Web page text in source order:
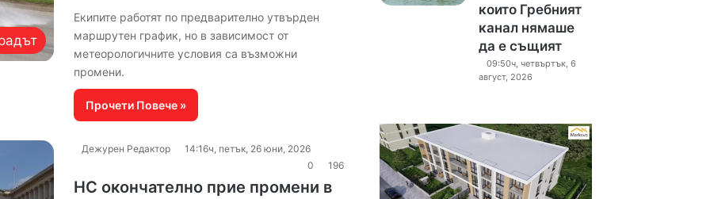
Екипите работят по предварително утвърден
маршрутен график, но в зависимост от
метеорологичните условия са възможни
промени.
Прочети Повече »
Дежурен Редактор
14:16ч, петък, 26 юни, 2026
0
196
НС окончателно прие промени в
които Гребният
канал нямаше
да е същият
09:50ч, четвъртък, 6
август, 2026